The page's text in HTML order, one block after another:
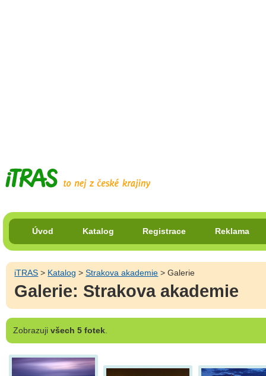
Úvod Katalog Registrace Reklama
iTRAS > Katalog >Strakova akademie > Galerie
Galerie: Strakova akademie
Zobrazuji všech 5 fotek.